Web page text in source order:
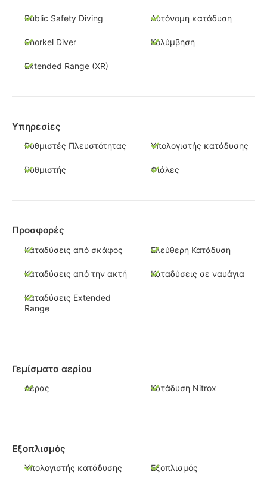
Public Safety Diving Αυτόνομη κατάδυση
Snorkel Diver Κολύμβηση
Extended Range (XR)
Υπηρεσίες
Ρυθμιστές Πλευστότητας Υπολογιστής κατάδυσης
Ρυθμιστής Φιάλες
Προσφορές
Καταδύσεις από σκάφος Ελεύθερη Κατάδυση
Καταδύσεις από την ακτή Καταδύσεις σε ναυάγια
Καταδύσεις Extended
Range
Γεμίσματα αερίου
Αέρας Κατάδυση Nitrox
Εξοπλισμός
Υπολογιστής κατάδυσης Εξοπλισμός